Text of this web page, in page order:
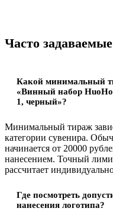
Часто
Какой минимальный
«Винный набор
1, черный»?
Минимальный тираж
категории сувенира.
начинается от 20000
нанесением. Точный
рассчитает
Где посмотреть
нанесения логотипа?